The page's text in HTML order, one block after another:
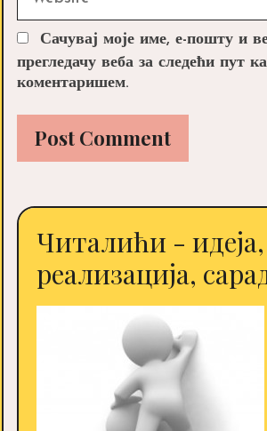
Сачувај моје име, е-пошту и
прегледачу веба за следећи пут
коментаришем.
Читалићи - идеја,
реализација,